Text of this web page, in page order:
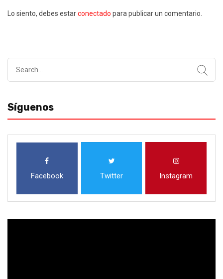
Lo siento, debes estarconectado para publicar un comentario.
Síguenos
Facebook Twitter Instagram